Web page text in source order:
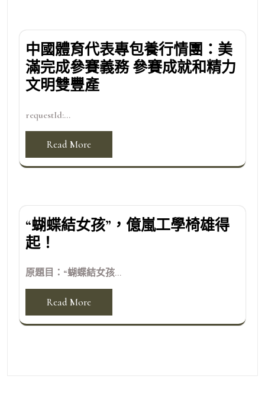
中國體育代表專包養行情團：美
滿完成參賽義務 參賽成就和精力
文明雙豐產
requestId:...
Read More
“蝴蝶結女孩”，億嵐工學椅雄得
起！
原題目：“蝴蝶結女孩...
Read More